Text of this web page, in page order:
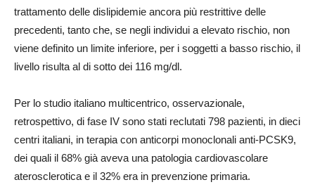
trattamento delle dislipidemie ancora più restrittive delle
precedenti, tanto che, se negli individui a elevato rischio, non
viene definito un limite inferiore, per i soggetti a basso rischio, il
livello risulta al di sotto dei 116 mg/dl.
Per lo studio italiano multicentrico, osservazionale,
retrospettivo, di fase IV sono stati reclutati 798 pazienti, in dieci
centri italiani, in terapia con anticorpi monoclonali anti-PCSK9,
dei quali il 68% già aveva una patologia cardiovascolare
aterosclerotica e il 32% era in prevenzione primaria.